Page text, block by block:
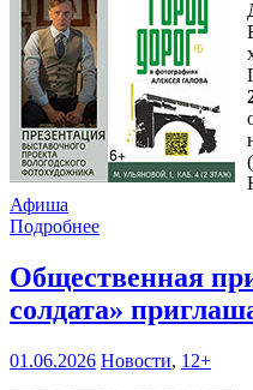
Афиша
Подробнее
Общественная
солдата»
01.06.2026 Новости, 12+